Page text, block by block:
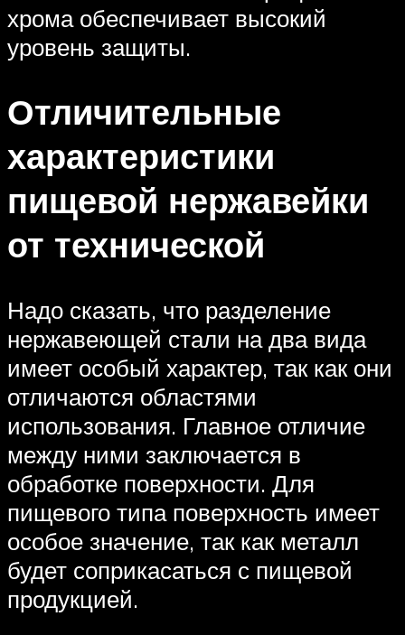
хрома обеспечивает высокий
уровень защиты.
Отличительные
характеристики
пищевой нержавейки
от технической
Надо сказать, что разделение
нержавеющей стали на два вида
имеет особый характер, так как они
отличаются областями
использования. Главное отличие
между ними заключается в
обработке поверхности. Для
пищевого типа поверхность имеет
особое значение, так как металл
будет соприкасаться с пищевой
продукцией.